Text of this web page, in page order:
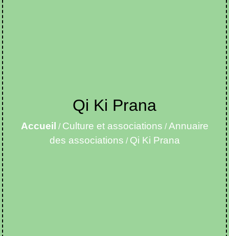
Qi Ki Prana
Accueil / Culture et associations /Annuaire
des associations / Qi Ki Prana